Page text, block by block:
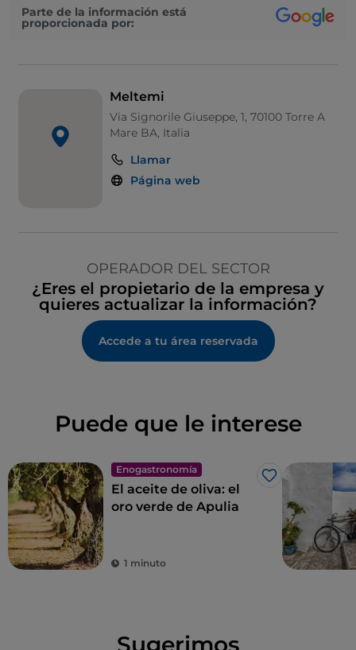
Parte de la información está
proporcionada por:
Meltemi
Via Signorile Giuseppe, 1, 70100 Torre A
Mare BA, Italia
Llamar
Página web
OPERADOR DEL SECTOR
¿Eres el propietario de la empresa y
quieres actualizar la información?
Accede a tu área reservada
Puede que le interese
Enogastronomía
Me gusta
El aceite de oliva: el
oro verde de Apulia
1 minuto
Sugerimos